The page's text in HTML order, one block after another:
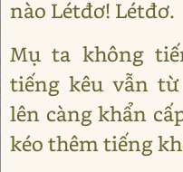
nào Létđơ! Létđơ.
Mụ ta không
tiếng kêu vẫn
lên càng khẩn
kéo thêm tiếng